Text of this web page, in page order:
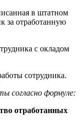
в штатном
за отработанную
с окладом
сотрудника.
согласно формуле:
отработанных